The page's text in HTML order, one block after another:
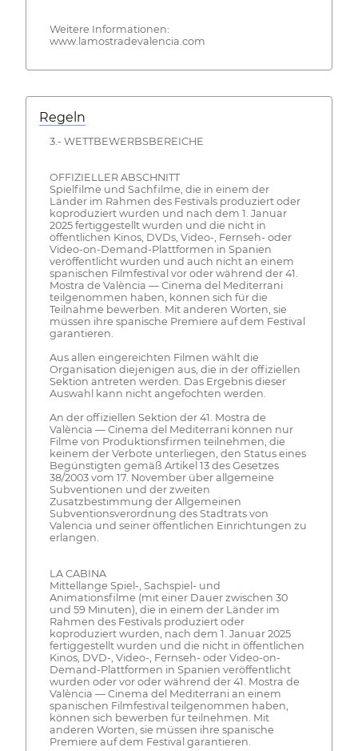
Weitere Informationen:
www.lamostradevalencia.com
Regeln
3.- WETTBEWERBSBEREICHE
OFFIZIELLER ABSCHNITT
Spielfilme und Sachfilme, die in einem der
Länder im Rahmen des Festivals produziert oder
koproduziert wurden und nach dem 1. Januar
2025 fertiggestellt wurden und die nicht in
öffentlichen Kinos, DVDs, Video-, Fernseh- oder
Video-on-Demand-Plattformen in Spanien
veröffentlicht wurden und auch nicht an einem
spanischen Filmfestival vor oder während der 41.
Mostra de València — Cinema del Mediterrani
teilgenommen haben, können sich für die
Teilnahme bewerben. Mit anderen Worten, sie
müssen ihre spanische Premiere auf dem Festival
garantieren.
Aus allen eingereichten Filmen wählt die
Organisation diejenigen aus, die in der offiziellen
Sektion antreten werden. Das Ergebnis dieser
Auswahl kann nicht angefochten werden.
An der offiziellen Sektion der 41. Mostra de
València — Cinema del Mediterrani können nur
Filme von Produktionsfirmen teilnehmen, die
keinem der Verbote unterliegen, den Status eines
Begünstigten gemäß Artikel 13 des Gesetzes
38/2003 vom 17. November über allgemeine
Subventionen und der zweiten
Zusatzbestimmung der Allgemeinen
Subventionsverordnung des Stadtrats von
Valencia und seiner öffentlichen Einrichtungen zu
erlangen.
LA CABINA
Mittellange Spiel-, Sachspiel- und
Animationsfilme (mit einer Dauer zwischen 30
und 59 Minuten), die in einem der Länder im
Rahmen des Festivals produziert oder
koproduziert wurden, nach dem 1. Januar 2025
fertiggestellt wurden und die nicht in öffentlichen
Kinos, DVD-, Video-, Fernseh- oder Video-on-
Demand-Plattformen in Spanien veröffentlicht
wurden oder vor oder während der 41. Mostra de
València — Cinema del Mediterrani an einem
spanischen Filmfestival teilgenommen haben,
können sich bewerben für teilnehmen. Mit
anderen Worten, sie müssen ihre spanische
Premiere auf dem Festival garantieren.